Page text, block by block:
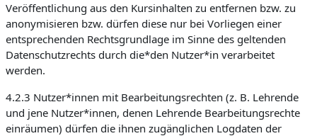
Veröffentlichung aus den Kursinhalten zu entfernen bzw. zu
anonymisieren bzw. dürfen diese nur bei Vorliegen einer
entsprechenden Rechtsgrundlage im Sinne des geltenden
Datenschutzrechts durch die*den Nutzer*in verarbeitet
werden.
4.2.3 Nutzer*innen mit Bearbeitungsrechten (z. B. Lehrende
und jene Nutzer*innen, denen Lehrende Bearbeitungsrechte
einräumen) dürfen die ihnen zugänglichen Logdaten der